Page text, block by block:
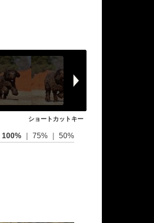
ショートカットキー
100% 75% 50%